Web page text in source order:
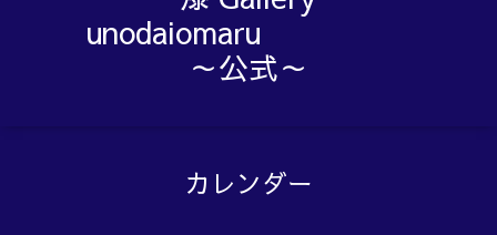
unodaiomaru
～公式～
カレンダー